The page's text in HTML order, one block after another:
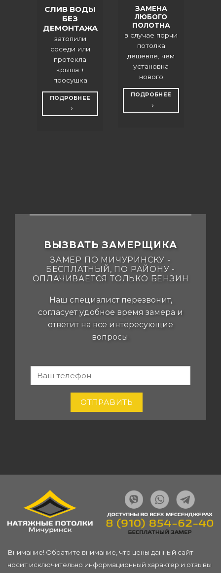
СЛИВ ВОДЫ
БЕЗ
ДЕМОНТАЖА
затопили
соседи или
протекла
крыша +
просушка
ПОДРОБНЕЕ
ЗАМЕНА
ЛЮБОГО
ПОЛОТНА
в случае порчи
потолка
дешевле, чем
установка
нового
ПОДРОБНЕЕ
ВЫЗВАТЬ ЗАМЕРЩИКА
ЗАМЕР ПО МИЧУРИНСКУ -
БЕСПЛАТНЫЙ, ПО РАЙОНУ -
ОПЛАЧИВАЕТСЯ ТОЛЬКО БЕНЗИН
Наш специалист перезвонит,
согласует удобное время замера и
ответит на все интересующие
вопросы.
MICH-
POTOLKI.RU
ОТПРАВИТЬ
Внимание! Обратите внимание, что цены данный сайт
носит исключительно информационный характер и отзывы